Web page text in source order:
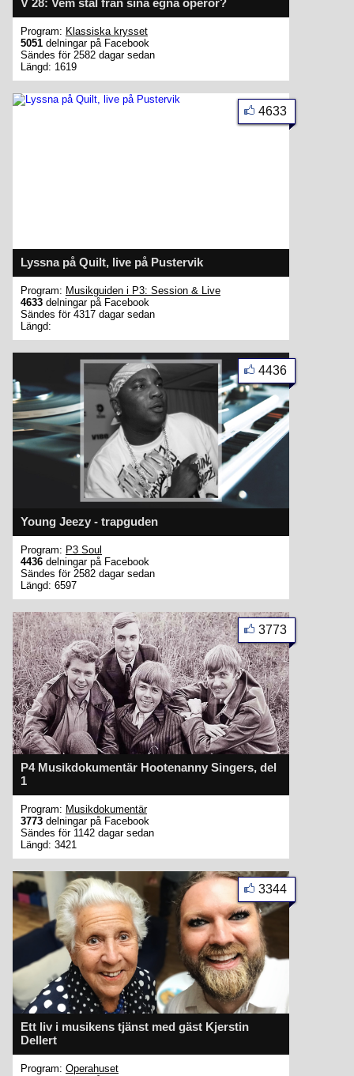
V 28: Vem stal från sina egna operor?
Program: Klassiska krysset
5051 delningar på Facebook
Sändes för 2582 dagar sedan
Längd: 1619
Lyssna på Quilt, live på Pustervik
4633
Program: Musikguiden i P3: Session & Live
4633 delningar på Facebook
Sändes för 4317 dagar sedan
Längd:
Young Jeezy - trapguden
4436
Program: P3 Soul
4436 delningar på Facebook
Sändes för 2582 dagar sedan
Längd: 6597
P4 Musikdokumentär Hootenanny Singers, del
1
3773
Program: Musikdokumentär
3773 delningar på Facebook
Sändes för 1142 dagar sedan
Längd: 3421
Ett liv i musikens tjänst med gäst Kjerstin
Dellert
3344
Program: Operahuset